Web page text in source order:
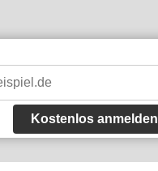
Kostenlos anmelden